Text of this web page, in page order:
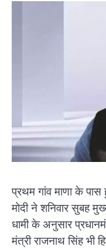
प्रथम गांव माणा के पास
मोदी ने शनिवार सुबह
धामी के अनुसार
मंत्री राजनाथ सिंह